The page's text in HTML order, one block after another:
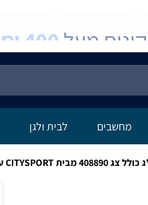
מחשבים לבית ולגן